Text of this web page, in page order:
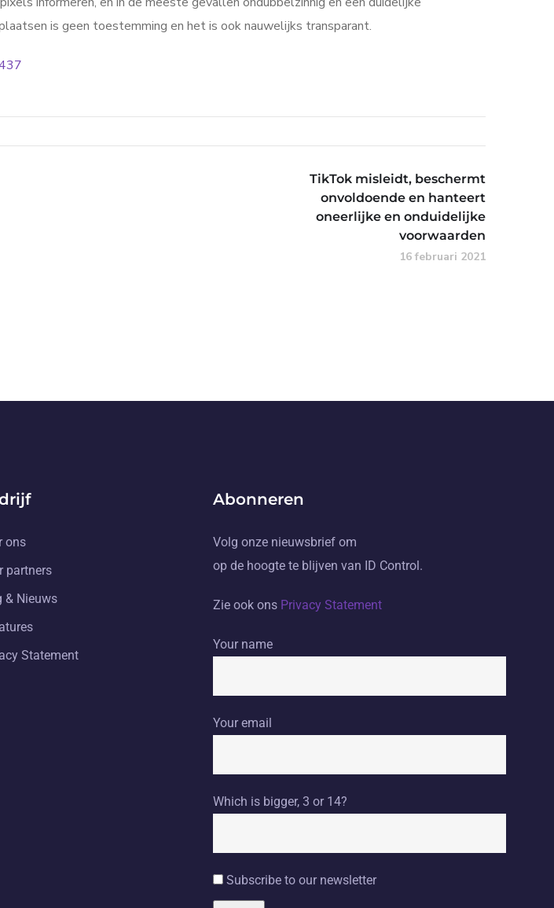
is geen toestemming en het is ook nauwelijks transparant.
TikTok misleidt, beschermt
onvoldoende en hanteert
oneerlijke en onduidelijke
voorwaarden
16 februari 2021
ons
partners
& Nieuws
Statement
Abonneren
Volg onze nieuwsbrief om
op de hoogte te blijven van ID Control.
Zie ook ons Privacy Statement
Your name
Your email
Which is bigger, 3 or 14?
Subscribe to our newsletter